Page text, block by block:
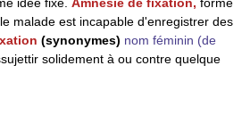
malade est incapable d'enregistrer des
(synonymes) nom féminin (de
solidement à ou contre quelque